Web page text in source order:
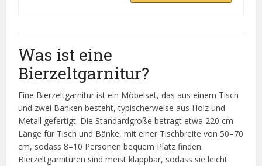
Was ist eine
Bierzeltgarnitur?
Eine Bierzeltgarnitur ist ein Möbelset, das aus einem Tisch
und zwei Bänken besteht, typischerweise aus Holz und
Metall gefertigt. Die Standardgröße beträgt etwa 220 cm
Länge für Tisch und Bänke, mit einer Tischbreite von 50–70
cm, sodass 8–10 Personen bequem Platz finden.
Bierzeltgarnituren sind meist klappbar, sodass sie leicht